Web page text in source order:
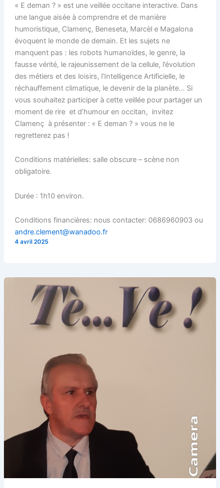
« E deman ? » est une veillée occitane interactive. Dans
une langue aisée à comprendre et de manière
humoristique, Clamenç, Beneseta, Marcèl e Magalona
évoquent le monde de demain. Et les sujets ne
manquent pas : les robots humanoïdes, le genre, la
fausse vérité, le rajeunissement de la cellule, l’évolution
des métiers et des loisirs, l’Intelligence Artificielle, le
réchauffement climatique, le devenir de la planète… Si
vous souhaitez participer à cette veillée pour partager un
moment de rire et d’humour en occitan, invitez
Clamenç à présenter : « E deman ? » vous ne le
regretterez pas !
Conditions matérielles: salle obscure – scène non
obligatoire.
Durée : 1h10 environ.
Conditions financières: nous contacter: 0686960903 ou
andre.clement@wanadoo.fr
4 avril 2025